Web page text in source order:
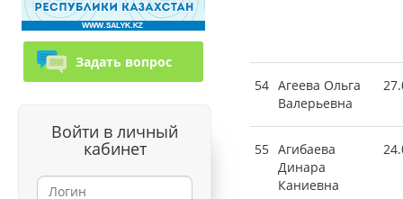
Задать вопрос
Войти в личный
кабинет
54 Агеева Ольга
Валерьевна
55 Агибаева
Динара
Каниевна